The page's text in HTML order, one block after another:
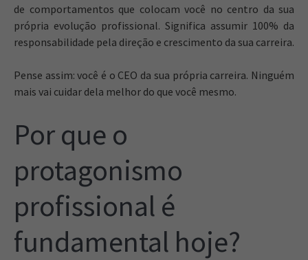
de comportamentos que colocam você no centro da sua
própria evolução profissional. Significa assumir 100% da
responsabilidade pela direção e crescimento da sua carreira.
Pense assim: você é o CEO da sua própria carreira. Ninguém
mais vai cuidar dela melhor do que você mesmo.
Por que o
protagonismo
profissional é
fundamental hoje?